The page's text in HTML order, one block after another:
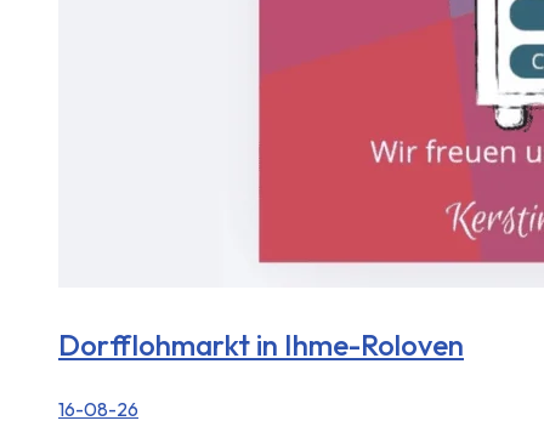
Dorfflohmarkt in Ihme-Roloven
16-08-26